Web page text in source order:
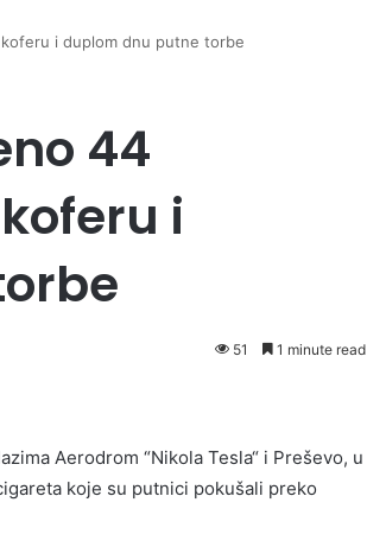
i duplom dnu putne torbe
44
i
51 1 minute read
Aerodrom “Nikola Tesla“ i Preševo, u
koje su putnici pokušali preko